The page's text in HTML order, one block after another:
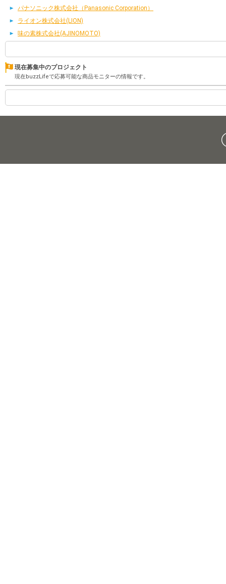
パナソニック株式会社（Panasonic Corporation）
ライオン株式会社(LION)
味の素株式会社(AJINOMOTO)
現在募集中のプロジェクト
現在buzzLifeで応募可能な商品モニターの情報です。